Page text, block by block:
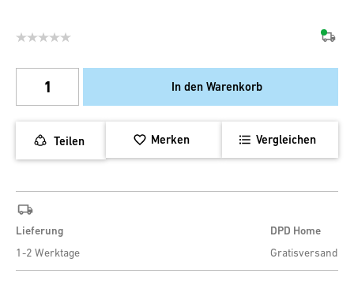
In den Warenkorb
Teilen Merken Vergleichen
Lieferung
1-2 Werktage
DPD Home
Gratisversand